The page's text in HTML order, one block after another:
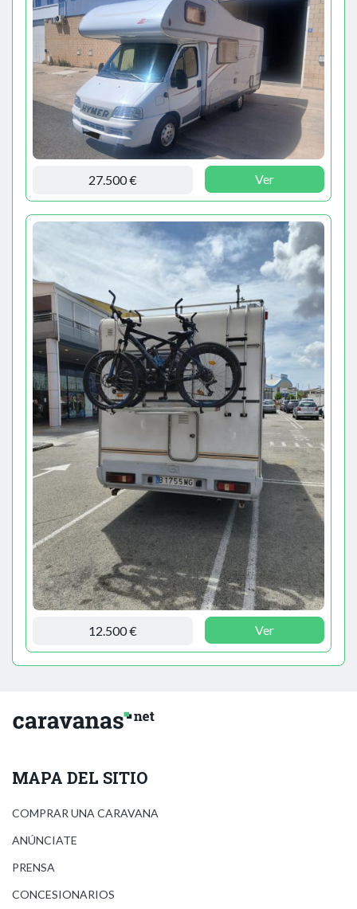
27.500 € Ver
12.500 € Ver
MAPA DEL SITIO
COMPRAR UNA CARAVANA
ANÚNCIATE
PRENSA
CONCESIONARIOS